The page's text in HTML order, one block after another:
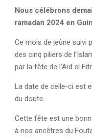
Nous célébrons
ramadan 2024 en
Ce mois de jeûne suivi
des cinq piliers de
par la fête de l’Aïd el Fitr.
La date de celle-ci est
du doute.
Cette fête est une
à nos ancêtres du